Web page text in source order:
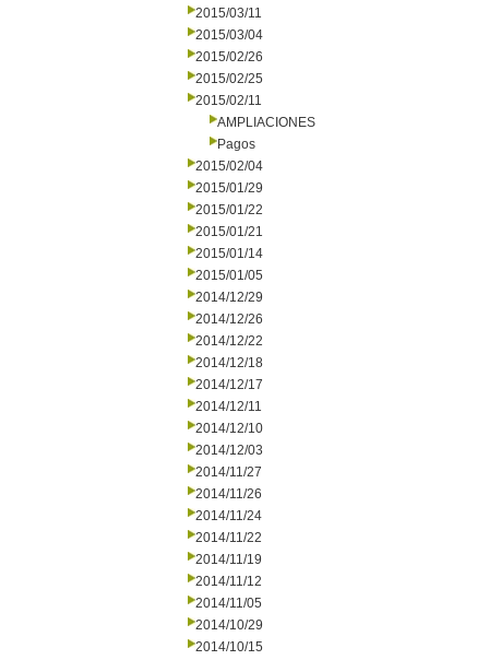
2015/03/11
2015/03/04
2015/02/26
2015/02/25
2015/02/11
AMPLIACIONES
Pagos
2015/02/04
2015/01/29
2015/01/22
2015/01/21
2015/01/14
2015/01/05
2014/12/29
2014/12/26
2014/12/22
2014/12/18
2014/12/17
2014/12/11
2014/12/10
2014/12/03
2014/11/27
2014/11/26
2014/11/24
2014/11/22
2014/11/19
2014/11/12
2014/11/05
2014/10/29
2014/10/15